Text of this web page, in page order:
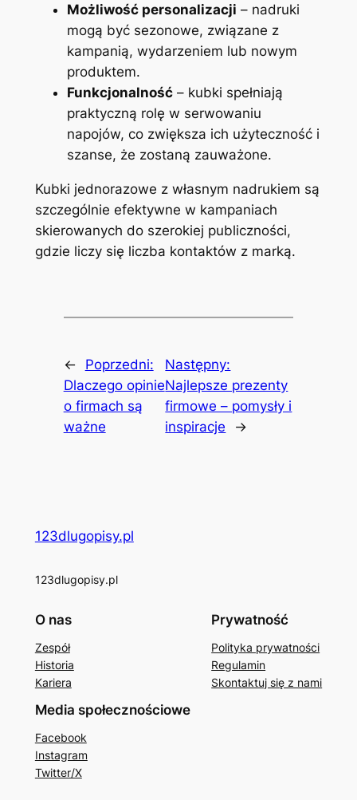
Możliwość personalizacji – nadruki
mogą być sezonowe, związane z
kampanią, wydarzeniem lub nowym
produktem.
Funkcjonalność– kubki spełniają
praktyczną rolę w serwowaniu
napojów, co zwiększa ich użyteczność i
szanse, że zostaną zauważone.
Kubki jednorazowe z własnym nadrukiem są
szczególnie efektywne w kampaniach
skierowanych do szerokiej publiczności,
gdzie liczy się liczba kontaktów z marką.
←
Poprzedni:
Dlaczego opinie
o firmach są
ważne
Następny:
Najlepsze prezenty
firmowe – pomysły i
inspiracje
→
123dlugopisy.pl
123dlugopisy.pl
O nas
Zespół
Historia
Kariera
Prywatność
Polityka prywatności
Regulamin
Skontaktuj się z nami
Media społecznościowe
Facebook
Instagram
Twitter/X